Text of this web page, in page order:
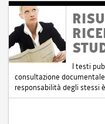
I testi
consultazione
responsabilità degli stessi